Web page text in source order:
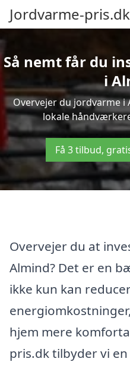
Jordvarme-pris.dk
Så nemt får du
i
Overvejer du jordvarme
lokale
Få 3 tilbud,
Overvejer du at
Almind? Det er en
ikke kun kan
hjem mere
pris.dk tilbyder vi